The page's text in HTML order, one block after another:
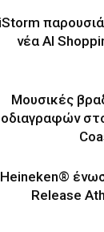
νέα AI
Μουσικές
Release